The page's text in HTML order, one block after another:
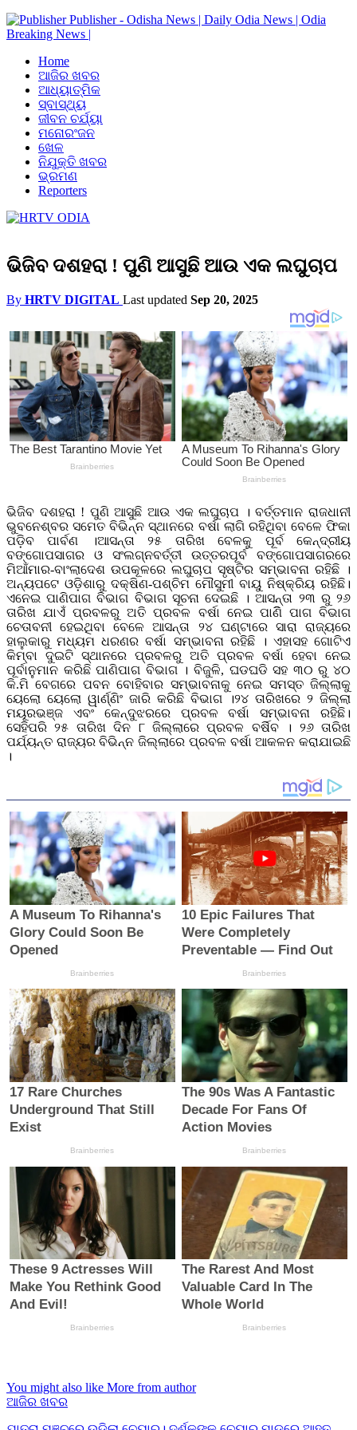
Publisher - Odisha News | Daily Odia News | Odia
Breaking News |
Home
ଆଜିର ଖବର
ଆଧ୍ୟାତ୍ମିକ
ସ୍ବାସ୍ଥ୍ୟ
ଜୀବନ ଚର୍ଯ୍ୟା
ମନୋରଂଜନ
ଖେଳ
ନିଯୁକ୍ତି ଖବର
ଭ୍ରମଣ
Reporters
ଭିଜିବ ଦଶହରା ! ପୁଣି ଆସୁଛି ଆଉ ଏକ ଲଘୁଚାପ
By HRTV DIGITAL Last updated Sep 20, 2025
ଭିଜିବ ଦଶହରା ! ପୁଣି ଆସୁଛି ଆଉ ଏକ ଲଘୁଚାପ । ବର୍ତ୍ତମାନ ରାଜଧାନୀ
ଭୁବନେଶ୍ବର ସମେତ ବିଭିନ୍ନ ସ୍ଥାନରେ ବର୍ଷା ଲାଗି ରହିଥିବା ବେଳେ ଫିକା
ପଡ଼ିବ ପାର୍ବଣ ।ଆସନ୍ତା ୨୫ ତାରିଖ ବେଳକୁ ପୂର୍ବ କେନ୍ଦ୍ରୀୟ
ବଙ୍ଗୋପସାଗର ଓ ସଂଲଗ୍ନବର୍ତ୍ତୀ ଉତ୍ତରପୂର୍ବ ବଙ୍ଗୋପସାଗରରେ
ମିଆଁମାର-ବାଂଲାଦେଶ ଉପକୂଳରେ ଲଘୁଚାପ ସୃଷ୍ଟିର ସମ୍ଭାବନା ରହିଛି ।
ଅନ୍ୟପଟେ ଓଡ଼ିଶାରୁ ଦକ୍ଷିଣ-ପଶ୍ଚିମ ମୌସୁମୀ ବାୟୁ ନିଷ୍କ୍ରିୟ ରହିଛି।
ଏନେଇ ପାଣିପାଗ ବିଭାଗ ବିଭାଗ ସୂଚନା ଦେଇଛି । ଆସନ୍ତା ୨୩ ରୁ ୨୬
ତାରିଖ ଯାଏଁ ପ୍ରବଳରୁ ଅତି ପ୍ରବଳ ବର୍ଷା ନେଇ ପାଣିି ପାଗ ବିଭାଗ
ଚେତାବନୀ ହେଇଥିବା ବେଳେ ଆସନ୍ତା ୨୪ ଘଣ୍ଟାରେ ସାରା ରାଜ୍ୟରେ
ହାଲୁକାରୁ ମଧ୍ୟମ ଧରଣର ବର୍ଷା ସମ୍ଭାବନା ରହିଛି । ଏହାସହ ଗୋଟିଏ
କିମ୍ବା ଦୁଇଟି ସ୍ଥାନରେ ପ୍ରବଳରୁ ଅତି ପ୍ରବଳ ବର୍ଷା ହେବା ନେଇ
ପୂର୍ବାନୁମାନ କରିଛି ପାଣିପାଗ ବିଭାଗ । ବିଜୁଳି, ଘଡଘଡି ସହ ୩୦ ରୁ ୪୦
କି.ମି ବେଗରେ ପବନ ବୋହିବାର ସମ୍ଭାବନାକୁ ନେଇ ସମସ୍ତ ଜିଲ୍ଲାକୁ
ୟେଲୋ ୟେଲୋ ୱାର୍ଣ୍ଣିଂ ଜାରି କରିଛି ବିଭାଗ ।୨୪ ତାରିଖରେ ୨ ଜିଲ୍ଲା
ମୟୂରଭଞ୍ଜ ଏବଂ କେନ୍ଦୁଝରରେ ପ୍ରବଳ ବର୍ଷା ସମ୍ଭାବନା ରହିଛି।
ସେହିପରି ୨୫ ତାରିଖ ଦିନ ୮ ଜିଲ୍ଲାରେ ପ୍ରବଳ ବର୍ଷିବ । ୨୬ ତାରିଖ
ପର୍ଯ୍ୟନ୍ତ ରାଜ୍ୟର ବିଭିନ୍ନ ଜିଲ୍ଲାରେ ପ୍ରବଳ ବର୍ଷା ଆକଳନ କରାଯାଇଛି
।
You might also like More from author
ଆଜିର ଖବର